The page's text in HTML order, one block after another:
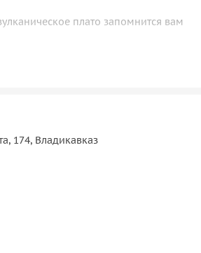
плато запомнится вам
палатках под звездным небом на
174, Владикавказ